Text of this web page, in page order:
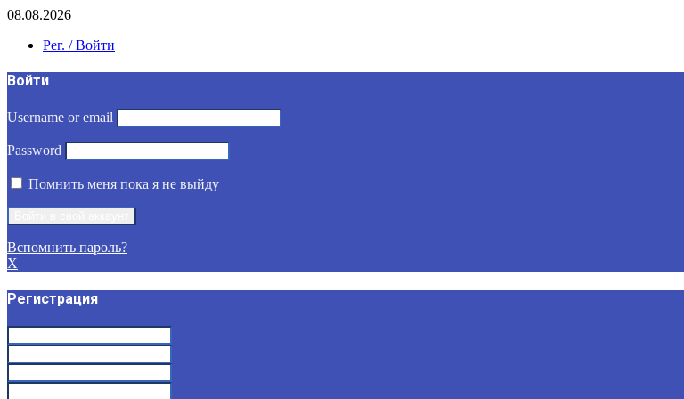
08.08.2026
Рег. / Войти
Войти
Username or email
Password
Помнить меня пока я не выйду
Вспомнить пароль?
X
Регистрация